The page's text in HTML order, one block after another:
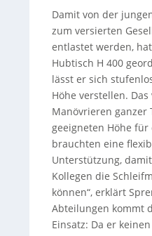
Damit von der
zum versierten
entlastet werden,
Hubtisch H 400
lässt er sich
Höhe verstellen.
Manövrieren
geeigneten Höhe
brauchten eine
Unterstützung,
Kollegen die
können“, erklärt
Abteilungen kommt
Einsatz: Da er